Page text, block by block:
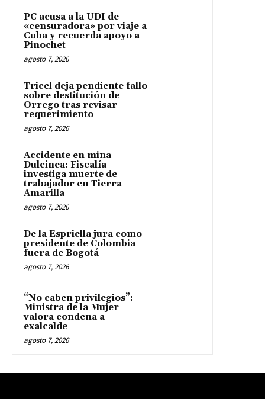
PC acusa a la UDI de
«censuradora» por viaje a
Cuba y recuerda apoyo a
Pinochet
agosto 7, 2026
Tricel deja pendiente fallo
sobre destitución de
Orrego tras revisar
requerimiento
agosto 7, 2026
Accidente en mina
Dulcinea: Fiscalía
investiga muerte de
trabajador en Tierra
Amarilla
agosto 7, 2026
De la Espriella jura como
presidente de Colombia
fuera de Bogotá
agosto 7, 2026
“No caben privilegios”:
Ministra de la Mujer
valora condena a
exalcalde
agosto 7, 2026